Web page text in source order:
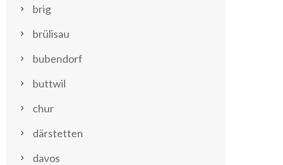
brig
brülisau
bubendorf
buttwil
chur
därstetten
davos